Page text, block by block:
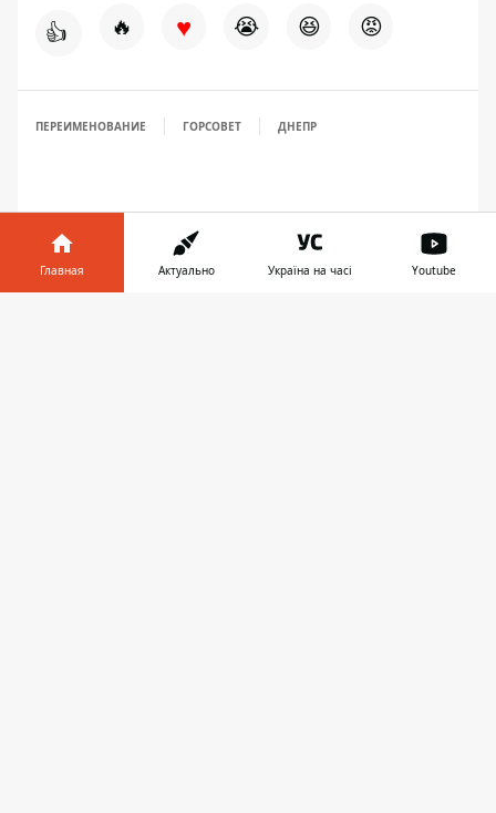
👍 🔥 ♥ 😭 😆 😡
ПЕРЕИМЕНОВАНИЕ ГОРСОВЕТ ДНЕПР
Главная Актуально Україна на часі Youtube